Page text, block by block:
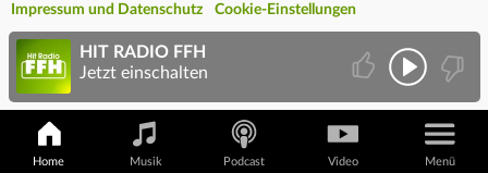
Impressum und Datenschutz Cookie-Einstellungen
Home Musik Podcast Video Menü
HIT RADIO FFH
Jetzt einschalten